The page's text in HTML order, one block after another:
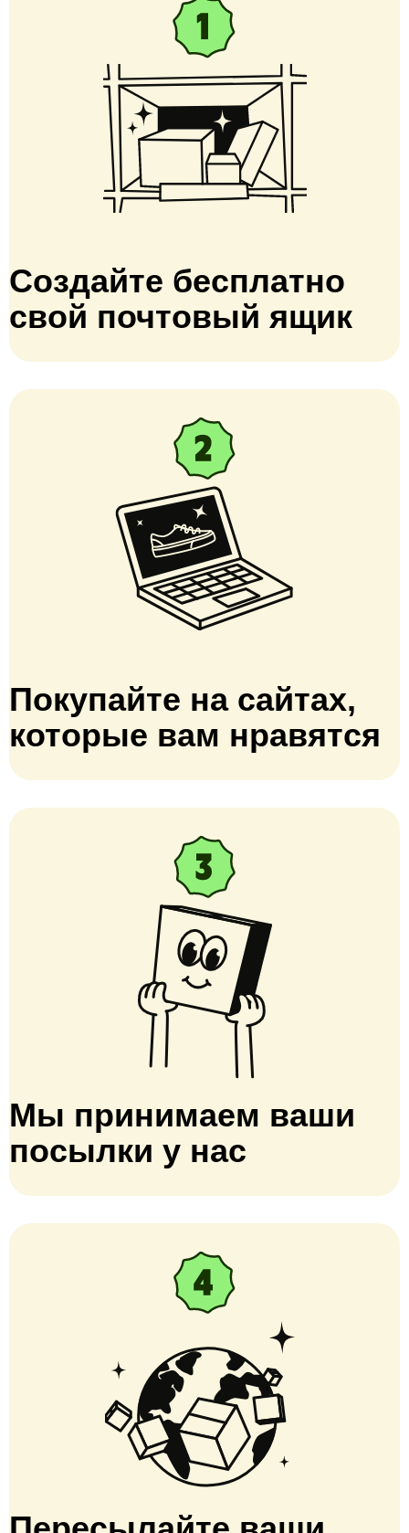
Создайте бесплатно
свой почтовый ящик
Покупайте на сайтах,
которые вам нравятся
Мы принимаем ваши
посылки у нас